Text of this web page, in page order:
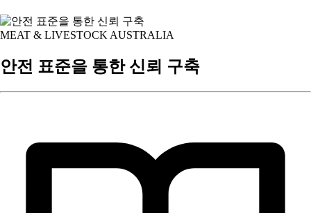
MEAT & LIVESTOCK AUSTRALIA
안전 표준을 통한 신뢰 구축